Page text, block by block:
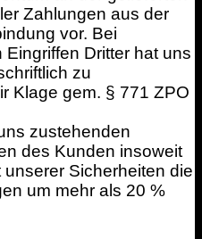
Zahlungen aus der
vor. Bei
Dritter hat uns
zu
Klage gem. § 771 ZPO
zustehenden
des Kunden insoweit
Sicherheiten die
um mehr als 20 %